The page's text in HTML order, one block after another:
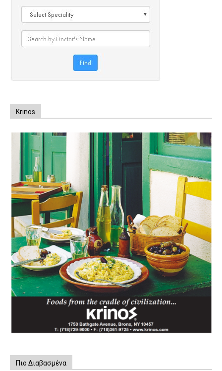
Krinos
Πιο Διαβασμένα